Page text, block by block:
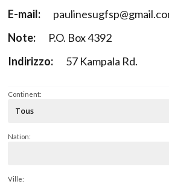
E-mail:
Note:
P.O. Box 4392
Indirizzo:
57 Kampala Rd.
Continent:
Nation:
Ville: